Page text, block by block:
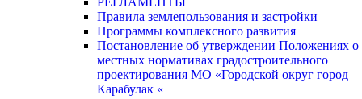
Правила землепользования и застройки
Программы комплексного развития
Постановление об утверждении Положениях о
местных нормативах градостроительного
проектирования МО «Городской округ город
Карабулак «